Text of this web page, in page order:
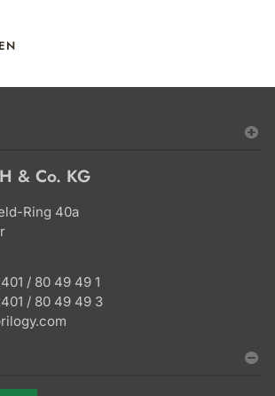
& Co. KG
Ring 40a
/ 80 49 49 1
/ 80 49 49 3